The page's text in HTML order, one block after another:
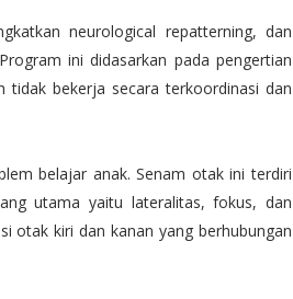
neurological repatterning, dan
ini didasarkan pada pengertian
tidak bekerja secara terkoordinasi dan
belajar anak. Senam otak ini terdiri
utama yaitu lateralitas, fokus, dan
otak kiri dan kanan yang berhubungan